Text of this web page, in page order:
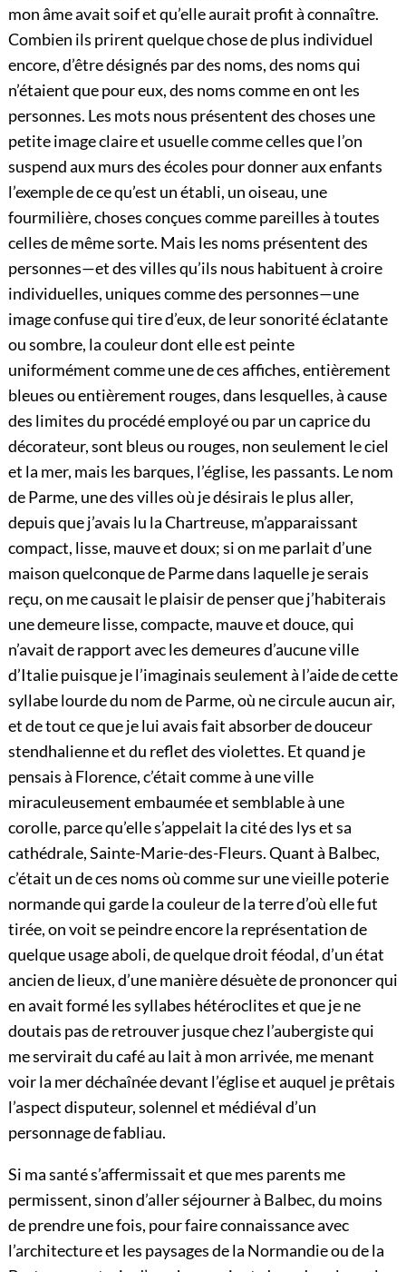
mon âme avait soif et qu’elle aurait profit à connaître.
Combien ils prirent quelque chose de plus individuel
encore, d’être désignés par des noms, des noms qui
n’étaient que pour eux, des noms comme en ont les
personnes. Les mots nous présentent des choses une
petite image claire et usuelle comme celles que l’on
suspend aux murs des écoles pour donner aux enfants
l’exemple de ce qu’est un établi, un oiseau, une
fourmilière, choses conçues comme pareilles à toutes
celles de même sorte. Mais les noms présentent des
personnes—et des villes qu’ils nous habituent à croire
individuelles, uniques comme des personnes—une
image confuse qui tire d’eux, de leur sonorité éclatante
ou sombre, la couleur dont elle est peinte
uniformément comme une de ces affiches, entièrement
bleues ou entièrement rouges, dans lesquelles, à cause
des limites du procédé employé ou par un caprice du
décorateur, sont bleus ou rouges, non seulement le ciel
et la mer, mais les barques, l’église, les passants. Le nom
de Parme, une des villes où je désirais le plus aller,
depuis que j’avais lu la Chartreuse, m’apparaissant
compact, lisse, mauve et doux; si on me parlait d’une
maison quelconque de Parme dans laquelle je serais
reçu, on me causait le plaisir de penser que j’habiterais
une demeure lisse, compacte, mauve et douce, qui
n’avait de rapport avec les demeures d’aucune ville
d’Italie puisque je l’imaginais seulement à l’aide de cette
syllabe lourde du nom de Parme, où ne circule aucun air,
et de tout ce que je lui avais fait absorber de douceur
stendhalienne et du reflet des violettes. Et quand je
pensais à Florence, c’était comme à une ville
miraculeusement embaumée et semblable à une
corolle, parce qu’elle s’appelait la cité des lys et sa
cathédrale, Sainte-Marie-des-Fleurs. Quant à Balbec,
c’était un de ces noms où comme sur une vieille poterie
normande qui garde la couleur de la terre d’où elle fut
tirée, on voit se peindre encore la représentation de
quelque usage aboli, de quelque droit féodal, d’un état
ancien de lieux, d’une manière désuète de prononcer qui
en avait formé les syllabes hétéroclites et que je ne
doutais pas de retrouver jusque chez l’aubergiste qui
me servirait du café au lait à mon arrivée, me menant
voir la mer déchaînée devant l’église et auquel je prêtais
l’aspect disputeur, solennel et médiéval d’un
personnage de fabliau.
Si ma santé s’affermissait et que mes parents me
permissent, sinon d’aller séjourner à Balbec, du moins
de prendre une fois, pour faire connaissance avec
l’architecture et les paysages de la Normandie ou de la